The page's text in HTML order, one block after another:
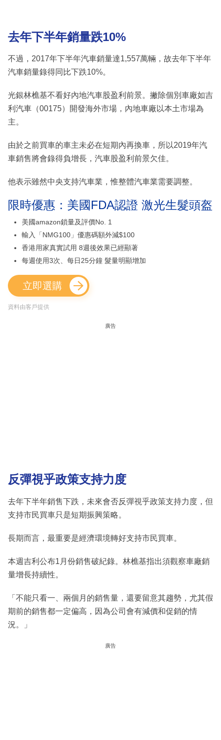
去年下半年銷量跌10%
不過，2017年下半年汽車銷量達1,557萬輛，故去年下半年
汽車銷量錄得同比下跌10%。
光銀林樵基不看好內地汽車股盈利前景。撇除個別車廠如吉
利汽車（00175）開發海外市場，內地車廠以本土市場為
主。
由於之前買車的車主未必在短期內再換車，所以2019年汽
車銷售將會錄得負增長，汽車股盈利前景欠佳。
他表示雖然中央支持汽車業，惟整體汽車業需要調整。
限時優惠：美國FDA認證 激光生髮頭盔
美國amazon鎖量及評價No. 1
輸入「NMG100」優惠碼額外減$100
香港用家真實試用 8週後效果已經顯著
每週使用3次、每日25分鐘 髮量明顯增加
立即選購
資料由客戶提供
廣告
反彈視乎政策支持力度
去年下半年銷售下跌，未來會否反彈視乎政策支持力度，但
支持市民買車只是短期振興策略。
長期而言，最重要是經濟環境轉好支持市民買車。
本週吉利公布1月份銷售破紀錄。林樵基指出須觀察車廠銷
量增長持續性。
「不能只看一、兩個月的銷售量，還要留意其趨勢，尤其假
期前的銷售都一定偏高，因為公司會有減價和促銷的情
況。」
廣告